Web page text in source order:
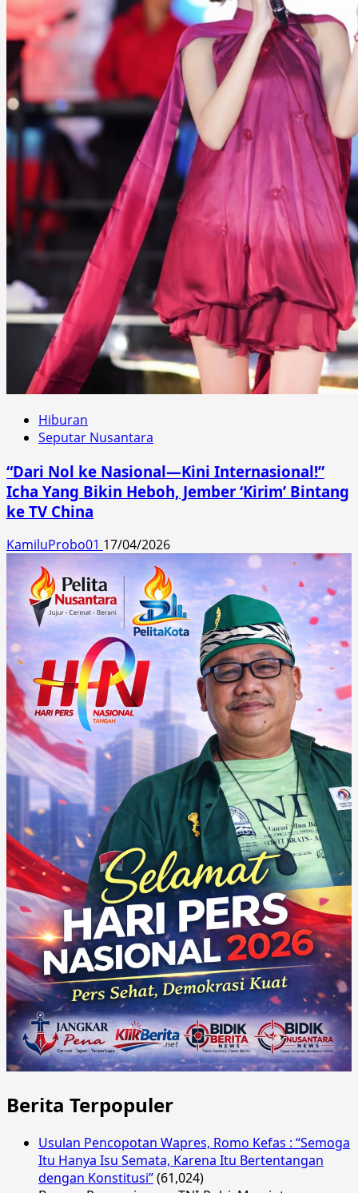
Hiburan
Seputar Nusantara
“Dari Nol ke Nasional—Kini Internasional!”
Icha Yang Bikin Heboh, Jember ‘Kirim’ Bintang
ke TV China
KamiluProbo01 17/04/2026
Berita Terpopuler
Usulan Pencopotan Wapres, Romo Kefas : “Semoga
Itu Hanya Isu Semata, Karena Itu Bertentangan
dengan Konstitusi”(61,024)